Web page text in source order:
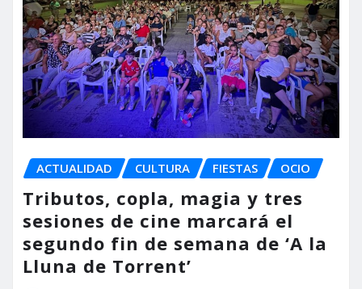
ACTUALIDAD CULTURA FIESTAS OCIO
Tributos, copla, magia y tres
sesiones de cine marcará el
segundo fin de semana de ‘A la
Lluna de Torrent’